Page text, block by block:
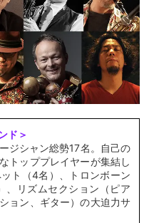
ド＞
ジシャン総勢17名。自己の
トッププレイヤーが集結し
ト（4名）、トロンボーン
、リズムセクション（ピア
ョン、ギター）の大迫力サ